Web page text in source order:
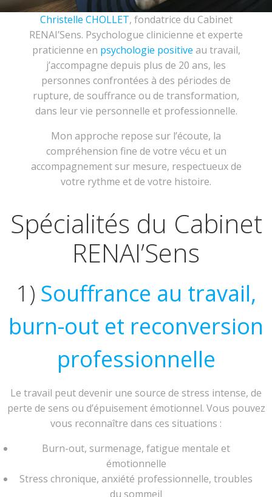
Christelle CHOLLET, fondatrice du Cabinet
RENAI’Sens. Psychologue clinicienne et experte
praticienne en psychologie positive au travail,
j’accompagne depuis plus de 20 ans, les
personnes confrontées à des périodes de
rupture, de souffrance ou de transformation,
dans leur vie personnelle et professionnelle.
Mon approche repose sur l’écoute, la
compréhension fine de votre vécu et un
accompagnement sur mesure, respectueux de
votre rythme et de votre histoire.
Spécialités du Cabinet
RENAI’Sens
1) Souffrance au travail,
burn-out et reconversion
professionnelle
Le travail peut devenir une source de stress intense, de
perte de sens ou d’épuisement émotionnel. Vous pouvez
vous reconnaître dans ces situations :
Burn-out, surmenage, fatigue mentale et
émotionnelle
Stress chronique, anxiété professionnelle, troubles
du sommeil